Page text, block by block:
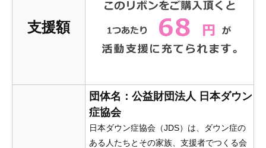
支援額
団体名：公益財団法人 日本ダウン
症協会
日本ダウン症協会（JDS）は、ダウン症の
ある人たちとその家族、支援者でつくる会